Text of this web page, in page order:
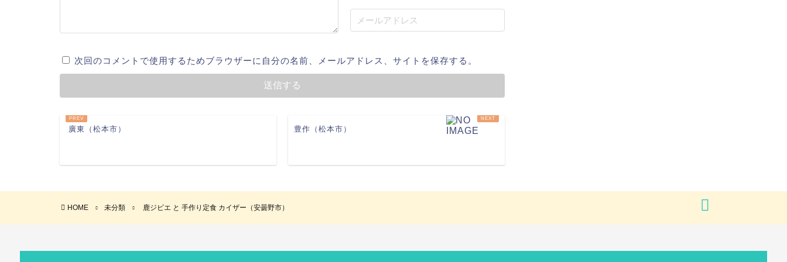
次回のコメントで使用するためブラウザーに自分の名前、メールアドレス、サイトを保存する。
廣東（松本市） 豊作（松本市）
HOME 未分類 鹿ジビエ と 手作り定食 カイザー（安曇野市）